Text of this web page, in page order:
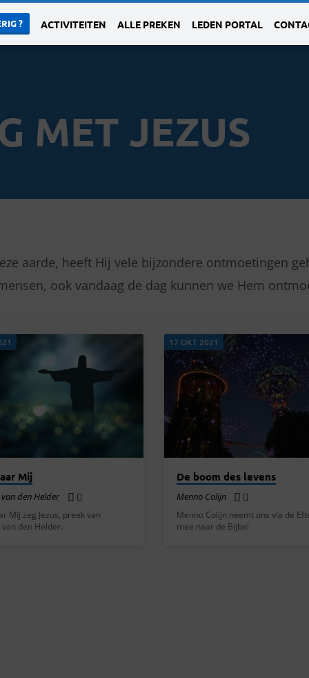
? ACTIVITEITEN ALLE PREKEN LEDEN PORTAL
MET JEZUS
aarde, heeft Hij vele bijzondere ontmoetingen
ook vandaag de dag kunnen we Hem
Mij
den Helder
Mij zeg Jezus, preek van
den Helder.
17 OKT 2021
De boom des levens
Menno Colijn
Menno Colijn neemt ons via de
mee naar de Bijbel